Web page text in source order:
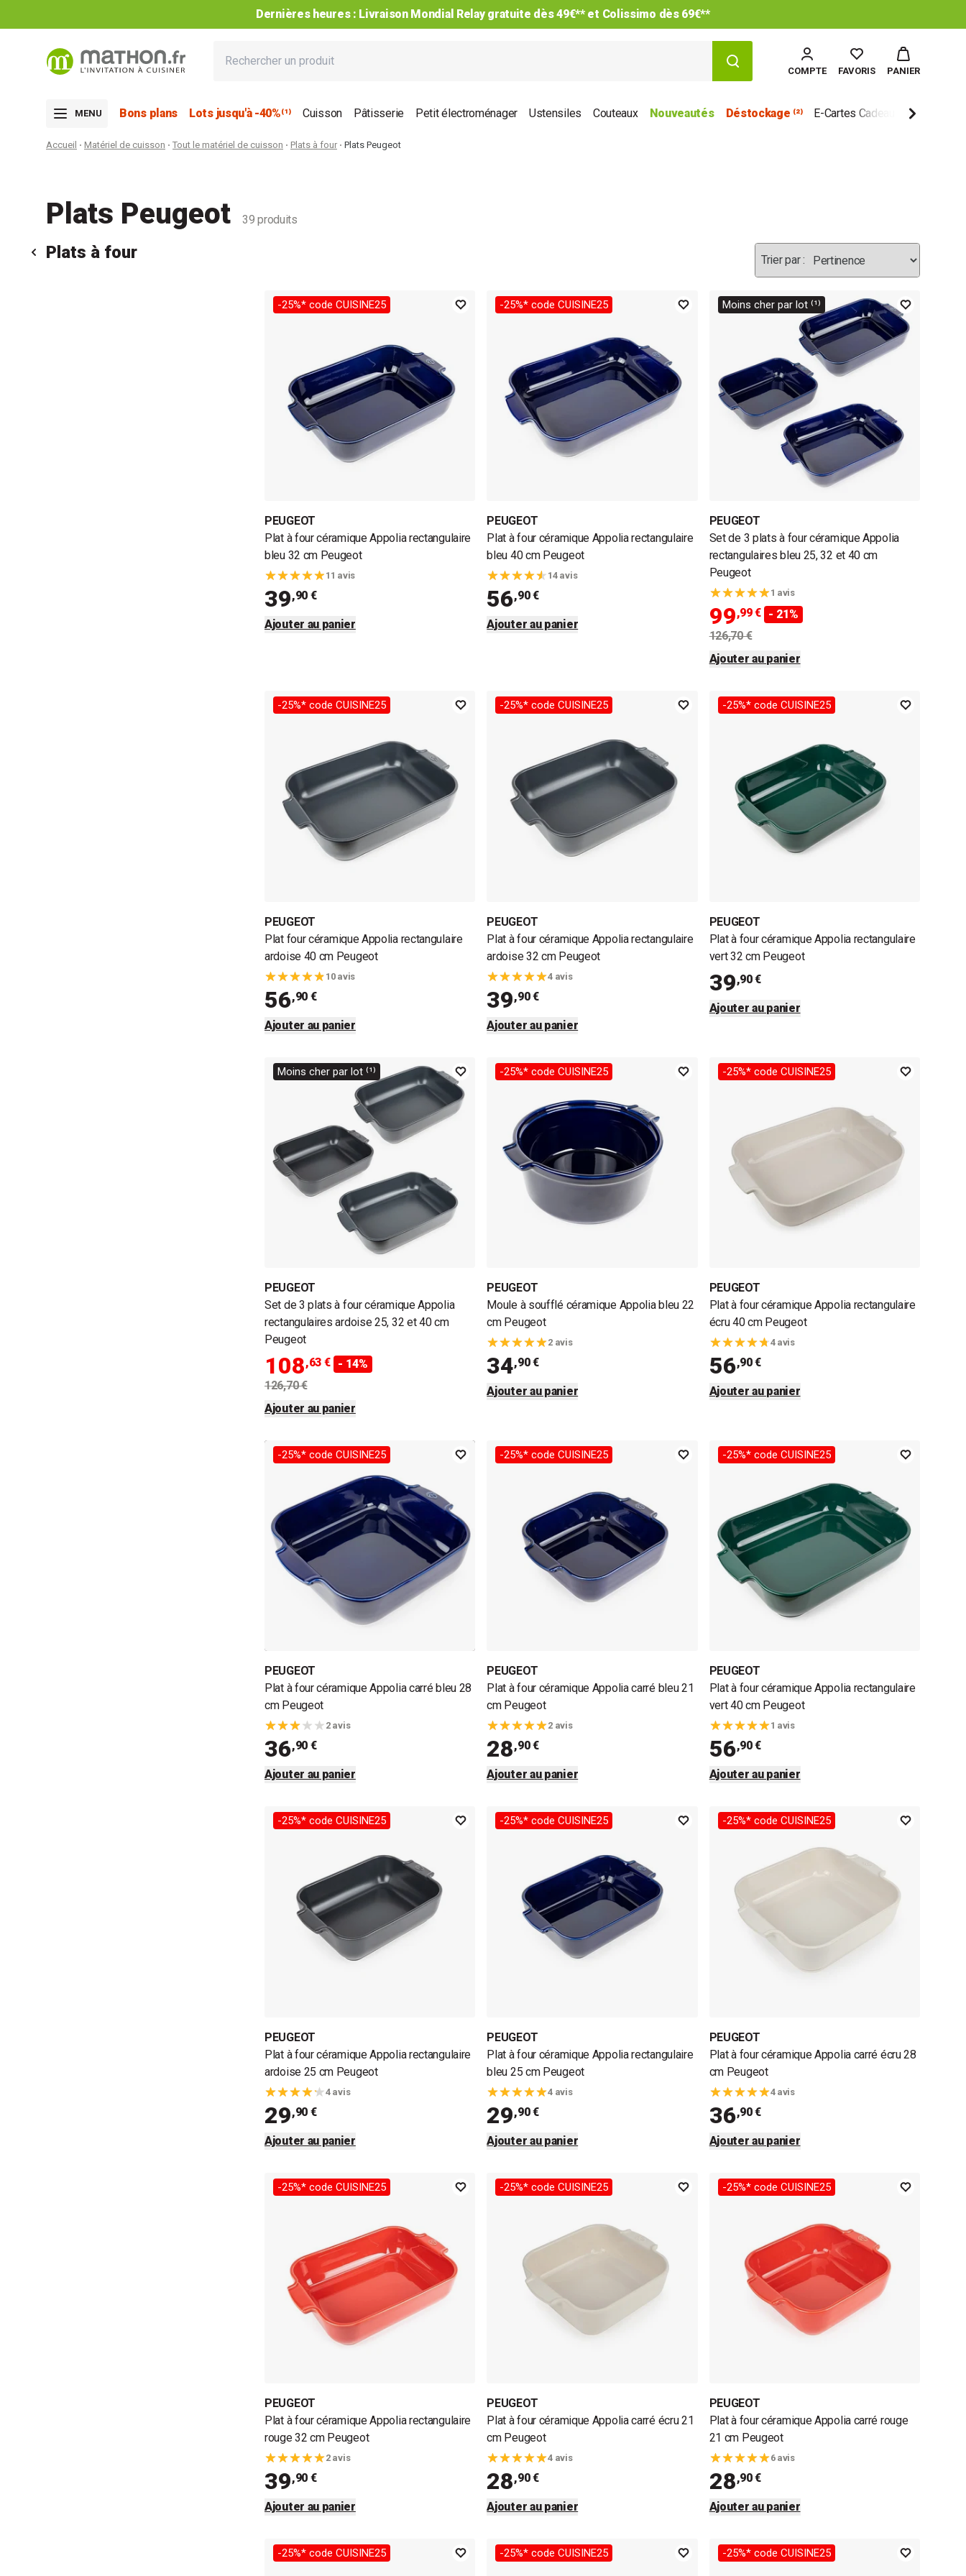
Dernières heures : Livraison Mondial Relay gratuite dès 49€** et Colissimo dès 69€**
COMPTE FAVORIS PANIER
MENU Bons plans Lots jusqu'à -40%⁽¹⁾ Cuisson Pâtisserie Petit électroménager Ustensiles Couteaux Nouveautés Déstockage ⁽²⁾ E-Cartes Cadeau Marques
Accueil Matériel de cuisson Tout le matériel de cuisson Plats à four Plats Peugeot
Plats Peugeot 39 produits
Plats à four
-25%* code CUISINE25
PEUGEOT
Plat à four céramique Appolia rectangulaire
bleu 32 cm Peugeot
11 avis
39,90 €
Ajouter au panier
-25%* code CUISINE25
PEUGEOT
Plat à four céramique Appolia rectangulaire
bleu 40 cm Peugeot
14 avis
56,90 €
Ajouter au panier
Moins cher par lot ⁽¹⁾
PEUGEOT
Set de 3 plats à four céramique Appolia
rectangulaires bleu 25, 32 et 40 cm
Peugeot
1 avis
99,99 € - 21%
126,70 €
Ajouter au panier
-25%* code CUISINE25
PEUGEOT
Plat four céramique Appolia rectangulaire
ardoise 40 cm Peugeot
10 avis
56,90 €
Ajouter au panier
-25%* code CUISINE25
PEUGEOT
Plat à four céramique Appolia rectangulaire
ardoise 32 cm Peugeot
4 avis
39,90 €
Ajouter au panier
-25%* code CUISINE25
PEUGEOT
Plat à four céramique Appolia rectangulaire
vert 32 cm Peugeot
39,90 €
Ajouter au panier
Moins cher par lot ⁽¹⁾
PEUGEOT
Set de 3 plats à four céramique Appolia
rectangulaires ardoise 25, 32 et 40 cm
Peugeot
108,63 €
- 14%
126,70 €
Ajouter au panier
-25%* code CUISINE25
PEUGEOT
Moule à soufflé céramique Appolia bleu 22
cm Peugeot
2 avis
34,90 €
Ajouter au panier
-25%* code CUISINE25
PEUGEOT
Plat à four céramique Appolia rectangulaire
écru 40 cm Peugeot
4 avis
56,90 €
Ajouter au panier
-25%* code CUISINE25
PEUGEOT
Plat à four céramique Appolia carré bleu 28
cm Peugeot
2 avis
36,90 €
Ajouter au panier
-25%* code CUISINE25
PEUGEOT
Plat à four céramique Appolia carré bleu 21
cm Peugeot
2 avis
28,90 €
Ajouter au panier
-25%* code CUISINE25
PEUGEOT
Plat à four céramique Appolia rectangulaire
vert 40 cm Peugeot
1 avis
56,90 €
Ajouter au panier
-25%* code CUISINE25
PEUGEOT
Plat à four céramique Appolia rectangulaire
ardoise 25 cm Peugeot
4 avis
29,90 €
Ajouter au panier
-25%* code CUISINE25
PEUGEOT
Plat à four céramique Appolia rectangulaire
bleu 25 cm Peugeot
4 avis
29,90 €
Ajouter au panier
-25%* code CUISINE25
PEUGEOT
Plat à four céramique Appolia carré écru 28
cm Peugeot
4 avis
36,90 €
Ajouter au panier
-25%* code CUISINE25
PEUGEOT
Plat à four céramique Appolia rectangulaire
rouge 32 cm Peugeot
2 avis
39,90 €
Ajouter au panier
-25%* code CUISINE25
PEUGEOT
Plat à four céramique Appolia carré écru 21
cm Peugeot
4 avis
28,90 €
Ajouter au panier
-25%* code CUISINE25
PEUGEOT
Plat à four céramique Appolia carré rouge
21 cm Peugeot
6 avis
28,90 €
Ajouter au panier
-25%* code CUISINE25 -25%* code CUISINE25 -25%* code CUISINE25